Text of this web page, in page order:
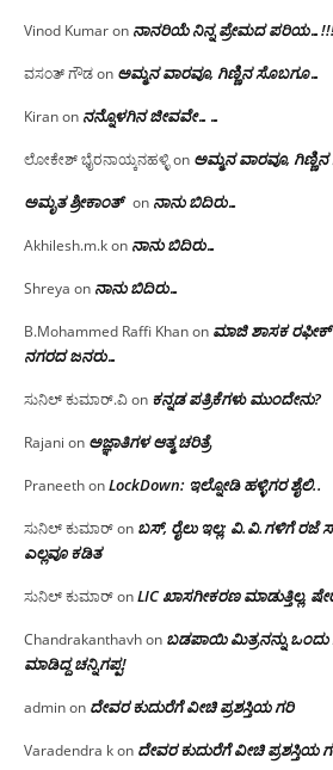
Vinod Kumaron ನಾನರಿಯೆ ನಿನ್ನ ಪ್ರೇಮದ
ವಸಂತ್ ಗೌಡon ಅಮ್ಮನ ವಾರವೂ, ಗಿಣ್ಣಿನ ಸೊಬಗೂ…
Kiranon ನನ್ನೊಳಗಿನ ಜೀವವೇ……
ಲೋಕೇಶ್ ಭೈರನಾಯ್ಕನಹಳ್ಳಿon ಅಮ್ಮನ ವಾರವೂ,
ಅಮೃತ ಶ್ರೀಕಾಂತ್ on ನಾನು ಬಿದಿರು…
Akhilesh.m.kon ನಾನು ಬಿದಿರು…
Shreya on ನಾನು ಬಿದಿರು…
B.Mohammed Raffi Khanon ಮಾಜಿ ಶಾಸಕ ರಫೀಕ್
ನಗರದ ಜನರು…
ಸುನಿಲ್ ಕುಮಾರ್.ವಿon ಕನ್ನಡ ಪತ್ರಿಕೆಗಳು ಮುಂದೇನು?
Rajani on ಅಜ್ಞಾತಿಗಳ ಆತ್ಮ ಚರಿತ್ರೆ
PraneethonLockDown: ಇಲ್ನೋಡಿ ಹಳ್ಳಿಗರ ಶೈಲಿ..
ಸುನಿಲ್ ಕುಮಾರ್on ಬಸ್, ರೈಲು ಇಲ್ಲ; ವಿ.ವಿ.ಗಳಿಗೆ ರಜೆ
ಎಲ್ಲವೂ ಕಡಿತ
ಸುನಿಲ್ ಕುಮಾರ್onLIC ಖಾಸಗೀಕರಣ ಮಾಡುತ್ತಿಲ್ಲ,
Chandrakanthavhon ಬಡಪಾಯಿ ಮಿತ್ರನನ್ನು ಒಂದು
ಮಾಡಿದ್ದ ಚನ್ನಿಗಪ್ಪ!
adminon ದೇವರ ಕುದುರೆಗೆ ವೀಚಿ ಪ್ರಶಸ್ತಿಯ ಗರಿ
Varadendra kon ದೇವರ ಕುದುರೆಗೆ ವೀಚಿ ಪ್ರಶಸ್ತಿಯ